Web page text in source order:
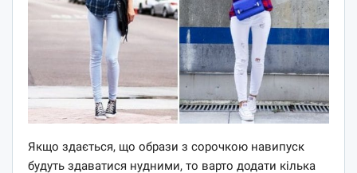
Якщо здається, що образи з сорочкою навипуск
будуть здаватися нудними, то варто додати кілька